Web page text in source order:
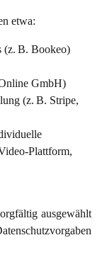
etwa:
(z. B. Bookeo)
GmbH)
(z. B. Stripe,
Plattform,
ausgewählt